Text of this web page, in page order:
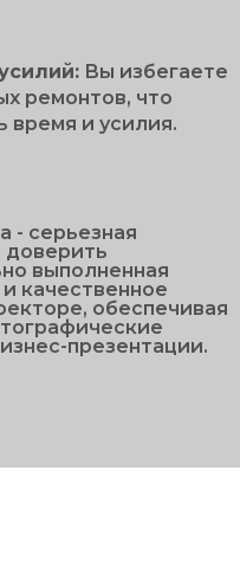
Вы избегаете
ремонтов, что
время и усилия.
- серьезная
доверить
выполненная
качественное
обеспечивая
презентации.